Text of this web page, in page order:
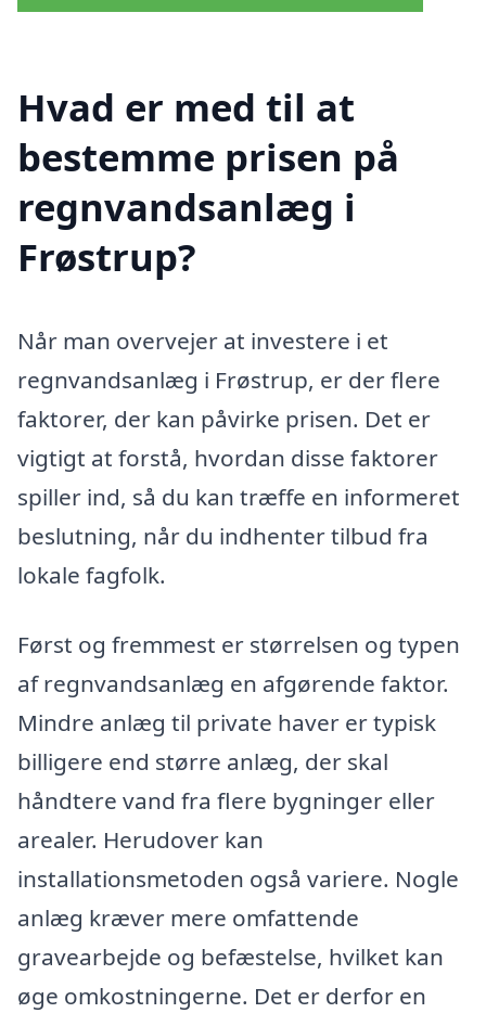
Hvad er med til at
bestemme prisen på
regnvandsanlæg i
Frøstrup?
Når man overvejer at investere i et
regnvandsanlæg i Frøstrup, er der flere
faktorer, der kan påvirke prisen. Det er
vigtigt at forstå, hvordan disse faktorer
spiller ind, så du kan træffe en informeret
beslutning, når du indhenter tilbud fra
lokale fagfolk.
Først og fremmest er størrelsen og typen
af regnvandsanlæg en afgørende faktor.
Mindre anlæg til private haver er typisk
billigere end større anlæg, der skal
håndtere vand fra flere bygninger eller
arealer. Herudover kan
installationsmetoden også variere. Nogle
anlæg kræver mere omfattende
gravearbejde og befæstelse, hvilket kan
øge omkostningerne. Det er derfor en